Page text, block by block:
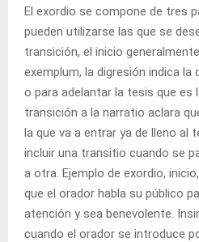
El exordio se compone de tres
pueden utilizarse las que se
transición, el inicio
exemplum, la digresión indica la
o para adelantar la tesis que es
transición a la narratio aclara
la que va a entrar ya de lleno al
incluir una transitio cuando se
a otra. Ejemplo de exordio,
que el orador habla su público
atención y sea benevolente.
cuando el orador se introduce